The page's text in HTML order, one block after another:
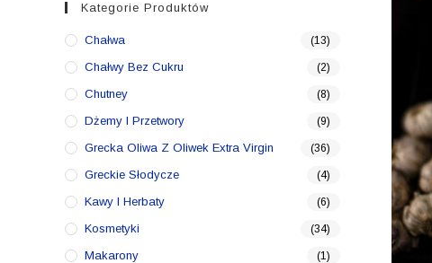
Kategorie Produktów
Chałwa (13)
Chałwy Bez Cukru (2)
Chutney (8)
Dżemy I Przetwory (9)
Grecka Oliwa Z Oliwek Extra Virgin (36)
Greckie Słodycze (4)
Kawy I Herbaty (6)
Kosmetyki (34)
Makarony (1)